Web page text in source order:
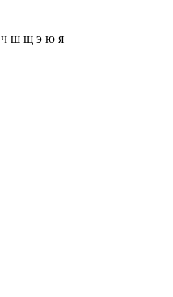
ч ш щ э ю я